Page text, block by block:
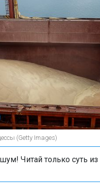
(Getty Images)
Читай только суть из